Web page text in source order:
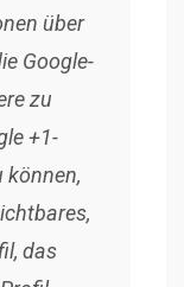
über
Google-
zu
+1-
können,
das